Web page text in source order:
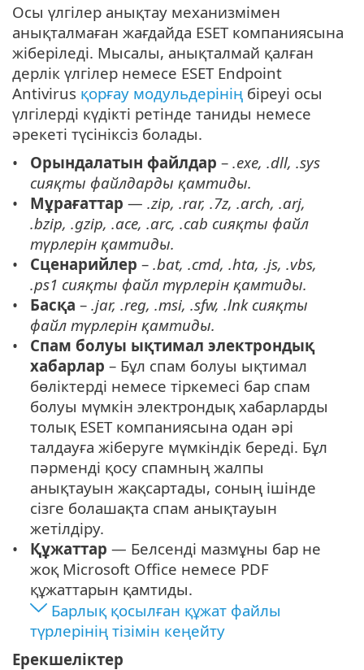
Осы үлгілер анықтау механизмімен
анықталмаған жағдайда ESET компаниясына
жіберіледі. Мысалы, анықталмай қалған
дерлік үлгілер немесе ESET Endpoint
Antivirus қорғау модульдерінің біреуі осы
үлгілерді күдікті ретінде таниды немесе
әрекеті түсініксіз болады.
Орындалатын файлдар –.exe, .dll, .sys
сияқты файлдарды қамтиды.
Мұрағаттар —.zip, .rar, .7z, .arch, .arj,
.bzip, .gzip, .ace, .arc, .cab сияқты файл
түрлерін қамтиды.
Сценарийлер –.bat, .cmd, .hta, .js, .vbs,
.ps1 сияқты файл түрлерін қамтиды.
Басқа –.jar, .reg, .msi, .sfw, .lnk сияқты
файл түрлерін қамтиды.
Спам болуы ықтимал электрондық
хабарлар – Бұл спам болуы ықтимал
бөліктерді немесе тіркемесі бар спам
болуы мүмкін электрондық хабарларды
толық ESET компаниясына одан әрі
талдауға жіберуге мүмкіндік береді. Бұл
пәрменді қосу спамның жалпы
анықтауын жақсартады, соның ішінде
сізге болашақта спам анықтауын
жетілдіру.
Құжаттар — Белсенді мазмұны бар не
жоқ Microsoft Office немесе PDF
құжаттарын қамтиды.
Барлық қосылған құжат файлы
түрлерінің тізімін кеңейту
Ерекшеліктер